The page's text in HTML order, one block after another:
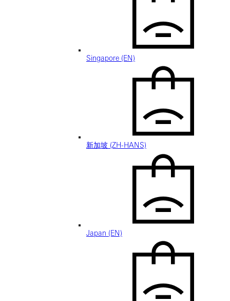
Singapore (EN)
新加坡 (ZH-HANS)
Japan (EN)